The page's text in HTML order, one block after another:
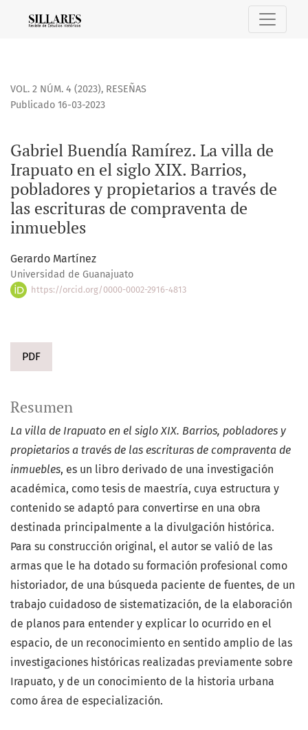
Gabriel Buendía Ramírez. La villa de Irapuato en el siglo
VOL. 2 NÚM. 4 (2023), RESEÑAS
Gabriel Buendía Ramírez. La villa de
Irapuato en el siglo XIX. Barrios,
pobladores y propietarios a través de
las escrituras de compraventa de
inmuebles
Publicado 16-03-2023
Gerardo Martínez
Universidad de Guanajuato
https://orcid.org/0000-0002-2916-4813
PDF
Resumen
La villa de Irapuato en el siglo XIX. Barrios, pobladores y
propietarios a través de las escrituras de compraventa de
inmuebles, es un libro derivado de una investigación
académica, como tesis de maestría, cuya estructura y
contenido se adaptó para convertirse en una obra
destinada principalmente a la divulgación histórica.
Para su construcción original, el autor se valió de las
armas que le ha dotado su formación profesional como
historiador, de una búsqueda paciente de fuentes, de un
trabajo cuidadoso de sistematización, de la elaboración
de planos para entender y explicar lo ocurrido en el
espacio, de un reconocimiento en sentido amplio de las
investigaciones históricas realizadas previamente sobre
Irapuato, y de un conocimiento de la historia urbana
como área de especialización.